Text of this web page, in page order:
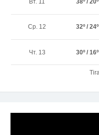
Вт. 11 38º / 20º
Ср. 12 32º / 24º
Чт. 13 30º / 16º